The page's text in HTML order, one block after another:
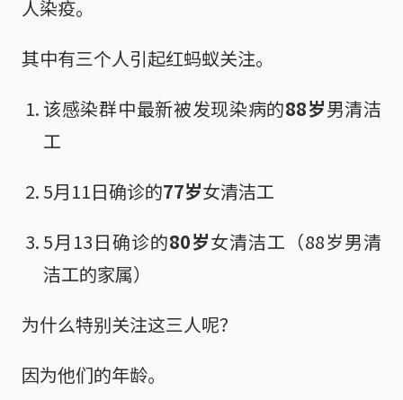
人染疫。
其中有三个人引起红蚂蚁关注。
该感染群中最新被发现染病的88岁男清洁
工
5月11日确诊的77岁女清洁工
5月13日确诊的80岁女清洁工（88岁男清
洁工的家属）
为什么特别关注这三人呢？
因为他们的年龄。